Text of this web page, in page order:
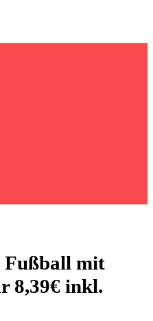
Fußball mit
8,39€ inkl.